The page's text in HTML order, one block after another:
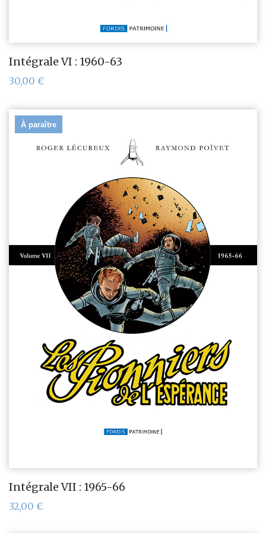
Intégrale VI : 1960-63
30,00 €
À paraître
Intégrale VII : 1965-66
32,00 €